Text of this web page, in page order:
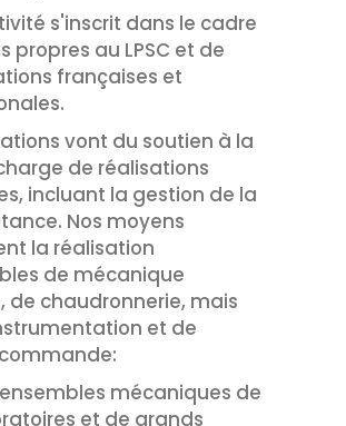
s'inscrit dans le cadre
propres au LPSC et de
françaises et
vont du soutien à la
de réalisations
incluant la gestion de la
Nos moyens
la réalisation
de mécanique
de chaudronnerie, mais
et de
mécaniques de
et de grands